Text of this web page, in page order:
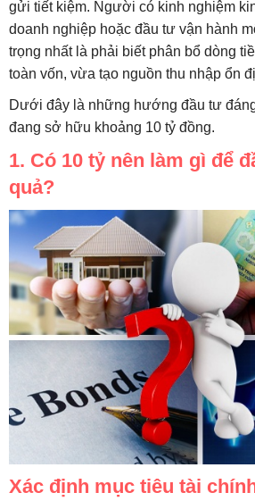
gửi tiết kiệm. Người có kinh nghiệm
doanh nghiệp hoặc đầu tư vận hành
trọng nhất là phải biết phân bổ dòng
toàn vốn, vừa tạo nguồn thu nhập ổn
Dưới đây là những hướng đầu tư
đang sở hữu khoảng 10 tỷ đồng.
1. Có 10 tỷ nên làm gì để
quả?
Xác định mục tiêu tài